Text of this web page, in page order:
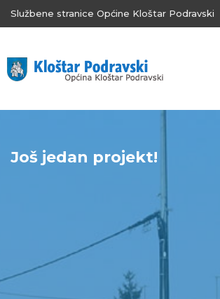
Službene stranice Općine Kloštar Podravski
Još jedan projekt!